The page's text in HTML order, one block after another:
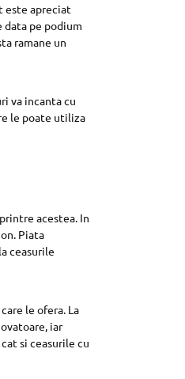
este apreciat
data pe podium
ramane un
va incanta cu
le poate utiliza
acestea. In
Piata
ceasurile
le ofera. La
iar
si ceasurile cu